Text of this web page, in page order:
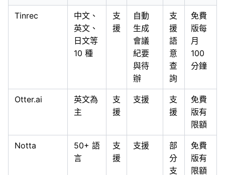
Tinrec
中文、
英文、
日文等
10 種
支
援
自動
生成
會議
紀要
與待
辦
支
援
語
意
查
詢
免費
版每
月
100
分鐘
Otter.ai
英文為
主
支
援
支援
支
援
免費
版有
限額
Notta
50+ 語
言
支
援
支援
部
分
支
免費
版有
限額